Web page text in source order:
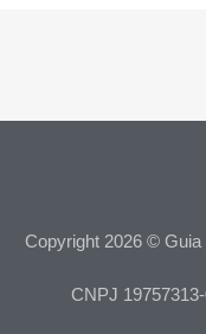
Copyright 2026 ©
CNPJ